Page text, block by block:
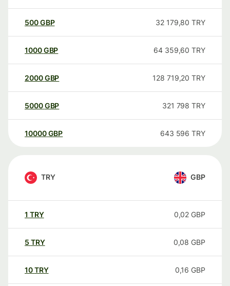
500GBP 32 179,80 TRY
1000GBP 64 359,60 TRY
2000GBP 128 719,20 TRY
5000GBP 321 798 TRY
10000 GBP 643 596 TRY
TRY GBP
1 TRY 0,02 GBP
5 TRY 0,08 GBP
10TRY 0,16 GBP